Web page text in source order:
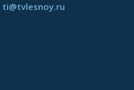
ti@tvlesnoy.ru